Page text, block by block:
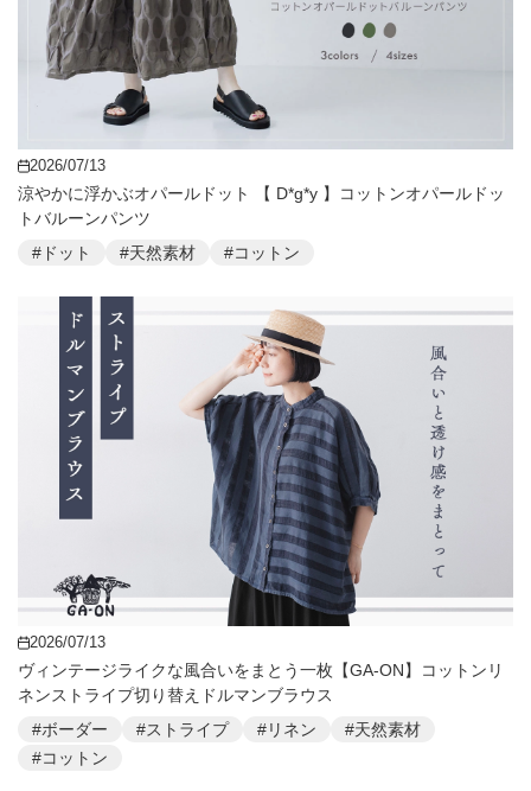
2026/07/13
涼やかに浮かぶオパールドット 【 D*g*y 】コットンオパールドッ
トバルーンパンツ
#ドット
#天然素材 #コットン
2026/07/13
ヴィンテージライクな風合いをまとう一枚【GA-ON】コットンリ
ネンストライプ切り替えドルマンブラウス
#ボーダー
#ストライプ #リネン
#天然素材
#コットン